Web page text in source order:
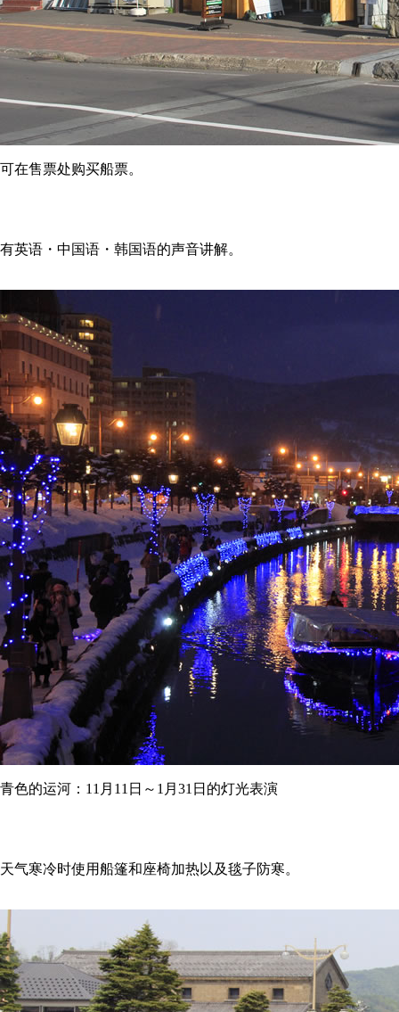
可在售票处购买船票。
有英语・中国语・韩国语的声音讲解。
青色的运河：11月11日～1月31日的灯光表演
天气寒冷时使用船篷和座椅加热以及毯子防寒。